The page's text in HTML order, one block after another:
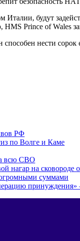
будут
Prince of Wales
нести
РФ
по Волге и Каме
всю СВО
нагар на сковороде
суммами
принуждения»